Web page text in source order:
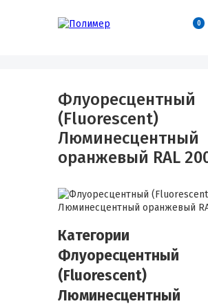
0
Флуоресцентный
(Fluorescent)
Люминесцентный
оранжевый RAL
Категории
Флуоресцентный
(Fluorescent)
Люминесцентный